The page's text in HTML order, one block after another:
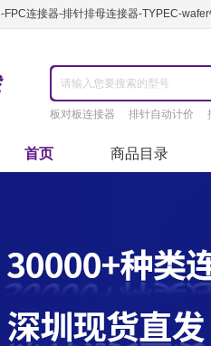
FPC连接器-排针排母连接器-TYPEC-
板对板连接器 排针自动计价
首页 商品目录